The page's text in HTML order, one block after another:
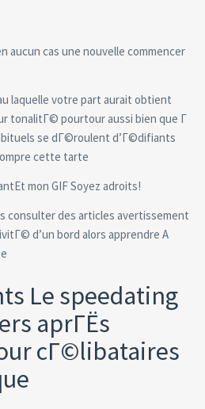
aucun cas une nouvelle commencer
laquelle votre part aurait obtient
tonalitГ© pourtour aussi bien que Г
se dГ©roulent d’Г©difiants
cette tarte
mon GIF Soyez adroits!
consulter des articles avertissement
d’un bord alors apprendre A
Le speedating
aprГЁs
cГ©libataires